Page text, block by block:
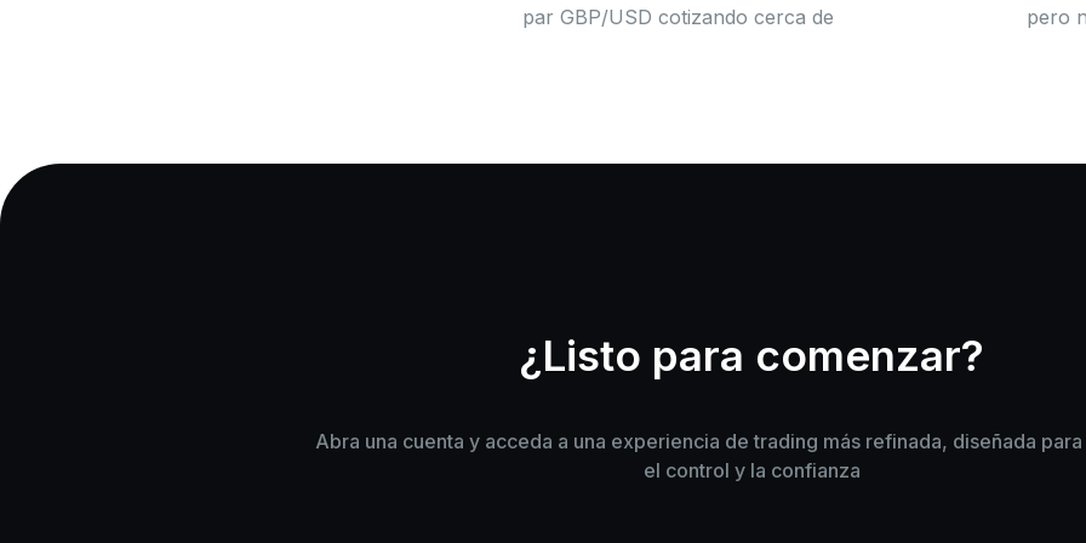
par GBP/USD cotizando cerca de
pero
¿Listo para comenzar?
Abra una cuenta y acceda a una experiencia de trading más refinada, diseñada
el control y la confianza